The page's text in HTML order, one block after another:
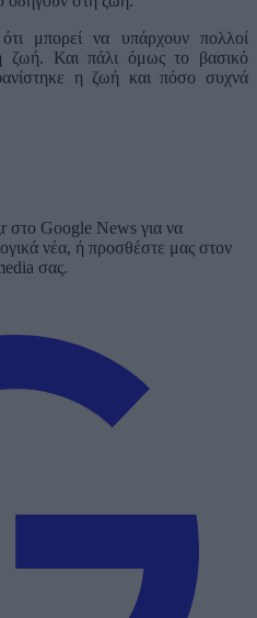
μπορεί να υπάρχουν πολλοί
ζωή. Και πάλι όμως το βασικό
η ζωή και πόσο συχνά
στο Google News για να
νέα, ή προσθέστε μας στον
σας.